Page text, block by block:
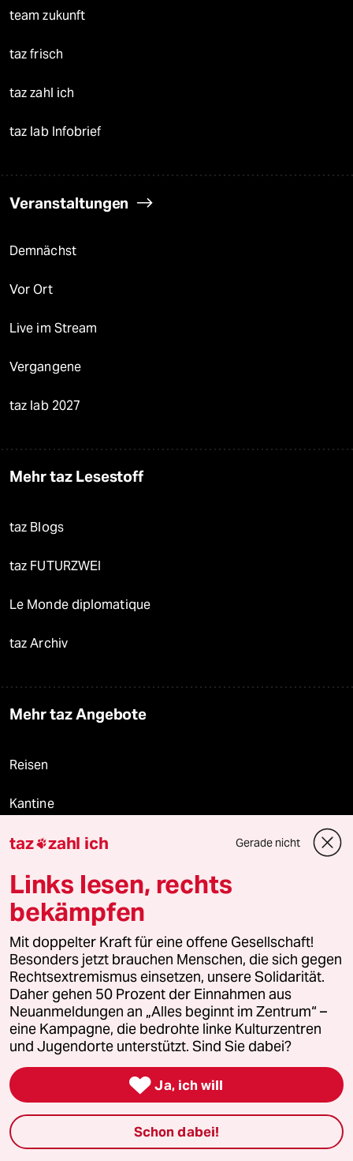
team zukunft
taz frisch
taz zahl ich
taz lab Infobrief
Veranstaltungen
Demnächst
Vor Ort
Live im Stream
Vergangene
taz lab 2027
Mehr taz Lesestoff
taz Blogs
taz FUTURZWEI
Le Monde diplomatique
taz Archiv
Mehr taz Angebote
Reisen
Kantine
Shop
Anzeigen
Fragen & Hilfe
Feedback
Aboservice
ePaper Login
Downloads für Abonnierende
taz zahl ich Gerade nicht
Links lesen, rechts
bekämpfen
Mit doppelter Kraft für eine offene Gesellschaft!
Besonders jetzt brauchen Menschen, die sich gegen
Rechtsextremismus einsetzen, unsere Solidarität.
Daher gehen 50 Prozent der Einnahmen aus
Neuanmeldungen an „Alles beginnt im Zentrum“ –
eine Kampagne, die bedrohte linke Kulturzentren
und Jugendorte unterstützt. Sind Sie dabei?
 Ja, ich will
Schon dabei!